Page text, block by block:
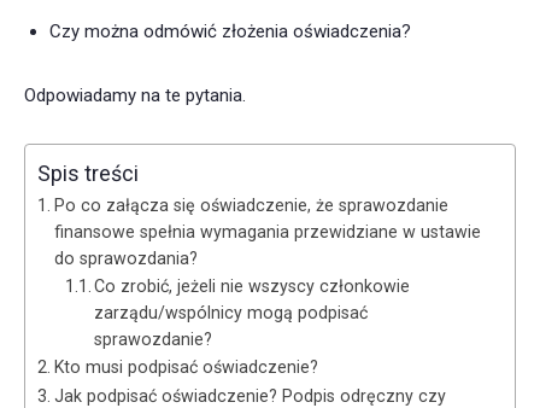
Czy można odmówić złożenia oświadczenia?
Odpowiadamy na te pytania.
Spis treści
Po co załącza się oświadczenie, że sprawozdanie
finansowe spełnia wymagania przewidziane w ustawie
do sprawozdania?
Co zrobić, jeżeli nie wszyscy członkowie
zarządu/wspólnicy mogą podpisać
sprawozdanie?
Kto musi podpisać oświadczenie?
Jak podpisać oświadczenie? Podpis odręczny czy